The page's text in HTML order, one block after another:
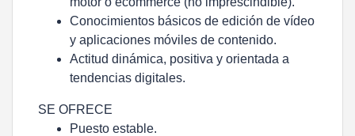
Conocimientos básicos de edición de vídeo
y aplicaciones móviles de contenido.
Actitud dinámica, positiva y orientada a
tendencias digitales.
SE OFRECE
Puesto estable.